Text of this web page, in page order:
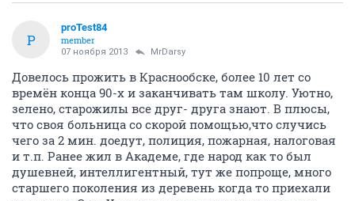
P
proTest84
member
07 ноября 2013 MrDarsy
Довелось прожить в Краснообске, более 10 лет со
времён конца 90-х и заканчивать там школу. Уютно,
зелено, старожилы все друг- друга знают. В плюсы,
что своя больница со скорой помощью,что случись
чего за 2 мин. доедут, полиция, пожарная, налоговая
и т.п. Ранее жил в Академе, где народ как то был
душевней, интеллигентный, тут же попроще, много
старшего поколения из деревень когда то приехали